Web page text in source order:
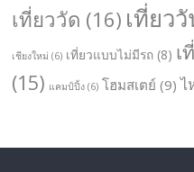
เที่ยววัด (16) เที่ยว
เชียงใหม่ (6) เที่ยวแบบไม่มีรถ (8) เ
(15) แคมป์ปิ้ง (6) โฮมสเตย์ (9) ไ